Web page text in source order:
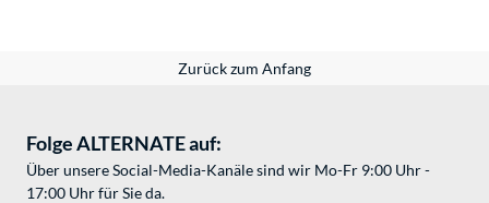
Zurück zum Anfang
Folge ALTERNATE auf:
Über unsere Social-Media-Kanäle sind wir Mo-Fr 9:00 Uhr -
17:00 Uhr für Sie da.